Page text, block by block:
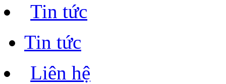
Tin tức
Tin tức
Liên hệ